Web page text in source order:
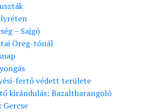
– Sajgó
Öreg-tónál
fertő védett területe
kirándulás: Bazaltbarangoló
Gercse